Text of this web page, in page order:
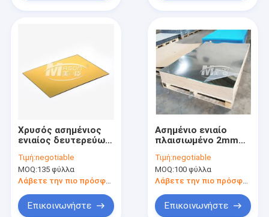
Χρυσός ασημένιος
ενιαίος δευτερεύων
που κόβεται στο
ακρυλικό φύλλο
1220X2440mm
μεγέθους
Τιμή:negotiable
MOQ:135 φύλλα
Λάβετε την πιο πρόσφατη τιμή
Επικοινωνήστε
Ασημένιο ενιαίο
πλαισιωμένο 2mm
φύλλο πλεξιγκλάς
φύλλων 4x6 χρυσό
Τιμή:negotiable
MOQ:100 φύλλα
Λάβετε την πιο πρόσφατη τιμή
Επικοινωνήστε